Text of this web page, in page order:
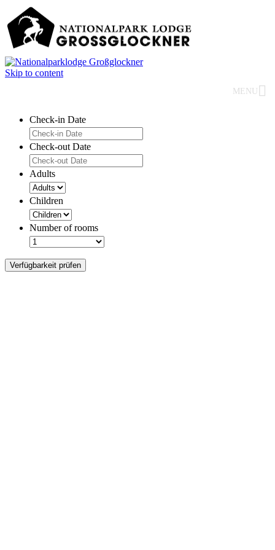
Skip to content
MENU
Check-in Date
Check-out Date
Adults
Children
Number of rooms
Verfügbarkeit prüfen